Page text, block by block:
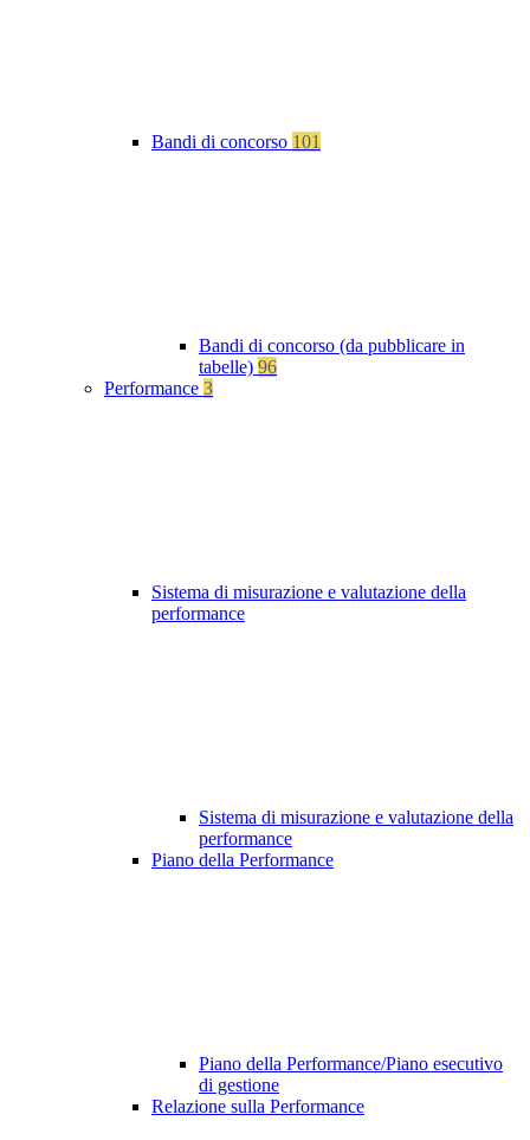
Bandi di concorso 101
Bandi di concorso (da pubblicare in
tabelle) 96
Performance 3
Sistema di misurazione e valutazione della
performance
Sistema di misurazione e valutazione della
performance
Piano della Performance
Piano della Performance/Piano esecutivo
di gestione
Relazione sulla Performance